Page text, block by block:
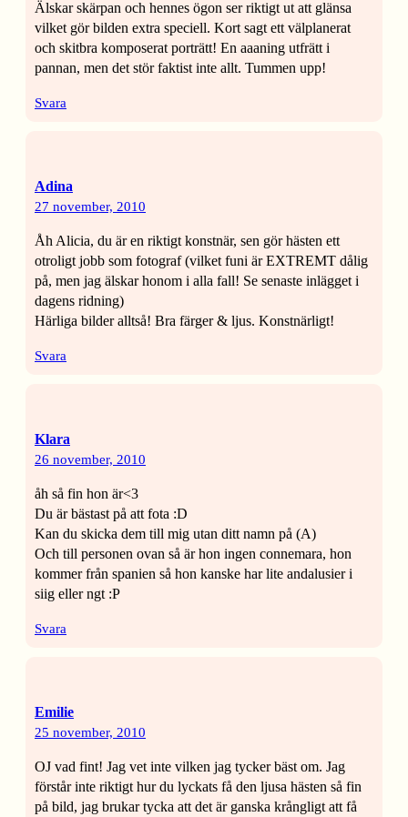
Älskar skärpan och hennes ögon ser riktigt ut att glänsa
vilket gör bilden extra speciell. Kort sagt ett välplanerat
och skitbra komposerat porträtt! En aaaning utfrätt i
pannan, men det stör faktist inte allt. Tummen upp!
Svara
Adina
27 november, 2010
Åh Alicia, du är en riktigt konstnär, sen gör hästen ett
otroligt jobb som fotograf (vilket funi är EXTREMT dålig
på, men jag älskar honom i alla fall! Se senaste inlägget i
dagens ridning)
Härliga bilder alltså! Bra färger & ljus. Konstnärligt!
Svara
Klara
26 november, 2010
åh så fin hon är<3
Du är bästast på att fota :D
Kan du skicka dem till mig utan ditt namn på (A)
Och till personen ovan så är hon ingen connemara, hon
kommer från spanien så hon kanske har lite andalusier i
siig eller ngt :P
Svara
Emilie
25 november, 2010
OJ vad fint! Jag vet inte vilken jag tycker bäst om. Jag
förstår inte riktigt hur du lyckats få den ljusa hästen så fin
på bild, jag brukar tycka att det är ganska krångligt att få